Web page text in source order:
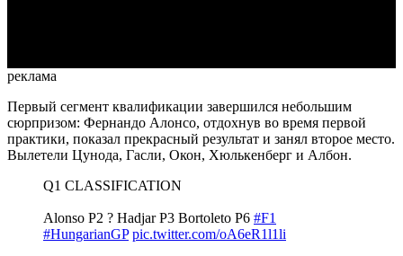
реклама
Первый сегмент квалификации завершился небольшим
сюрпризом: Фернандо Алонсо, отдохнув во время первой
практики, показал прекрасный результат и занял второе место.
Вылетели Цунода, Гасли, Окон, Хюлькенберг и Албон.
Q1 CLASSIFICATION
Alonso P2 ? Hadjar P3 Bortoleto P6 #F1
#HungarianGP pic.twitter.com/oA6eR1l1li